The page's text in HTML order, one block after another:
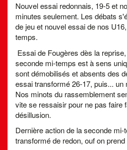
Nouvel essai redonnais, 19-5 et
minutes seulement. Les débats
de jeu et nouvel essai de nos
temps.
Essai de Fougères dès la
seconde mi-temps est à sens
sont démobilisés et absents des
essai transformé 26-17, puis... un
Nos minots du rassemblement
vite se ressaisir pour ne pas faire
désillusion.
Dernière action de la seconde
transformé de redon, ouf on